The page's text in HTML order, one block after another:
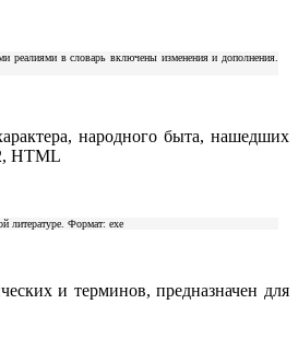
реалиями в словарь включены изменения и дополнения.
народного быта, нашедших
HTML
литературе. Формат: exe
и терминов, предназначен для